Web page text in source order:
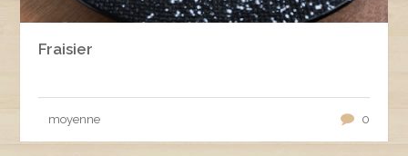
Fraisier
moyenne 0